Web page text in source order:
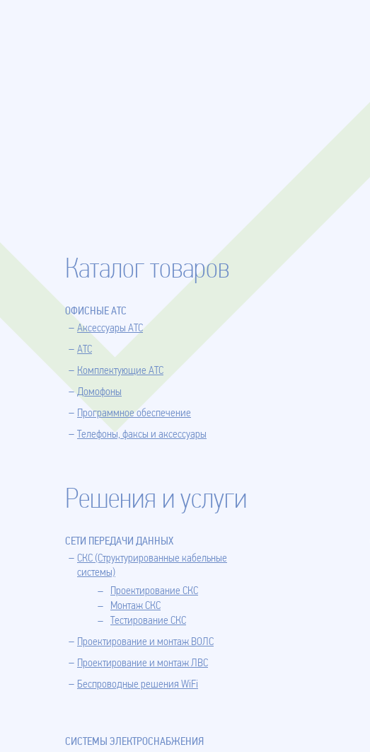
Каталог товаров
ОФИСНЫЕ АТС
Аксессуары АТС
АТС
Комплектующие АТС
Домофоны
Программное обеспечение
Телефоны, факсы и аксессуары
Решения и услуги
СЕТИ ПЕРЕДАЧИ ДАННЫХ
СКС (Структурированные кабельные
системы)
Проектирование СКС
Монтаж СКС
Тестирование СКС
Проектирование и монтаж ВОЛС
Проектирование и монтаж ЛВС
Беспроводные решения WiFi
СИСТЕМЫ ЭЛЕКТРОСНАБЖЕНИЯ